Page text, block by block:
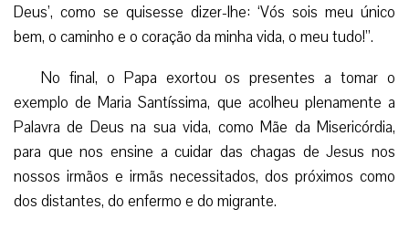
Deus’, como se quisesse dizer-lhe: ‘Vós sois meu único
bem, o caminho e o coração da minha vida, o meu tudo!”.
No final, o Papa exortou os presentes a tomar o
exemplo de Maria Santíssima, que acolheu plenamente a
Palavra de Deus na sua vida, como Mãe da Misericórdia,
para que nos ensine a cuidar das chagas de Jesus nos
nossos irmãos e irmãs necessitados, dos próximos como
dos distantes, do enfermo e do migrante.